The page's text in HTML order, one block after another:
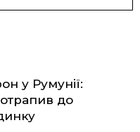
у Румунії:
до